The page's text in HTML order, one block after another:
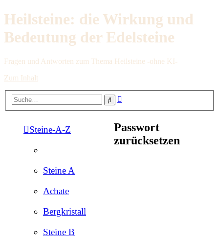
Heilsteine: die Wirkung und
Bedeutung der Edelsteine
Fragen und Antworten zum Thema Heilsteine -ohne KI-
Zum Inhalt
Suche
Steine-A-Z
Steine A
Achate
Bergkristall
Steine B
Passwort
zurücksetzen